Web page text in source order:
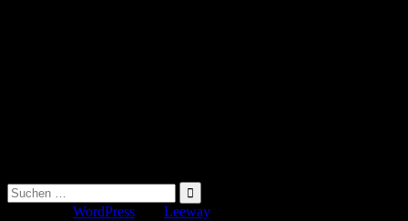
Suche
nach:
WordPress Leeway.